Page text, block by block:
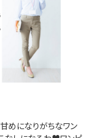
めになりがちなワン